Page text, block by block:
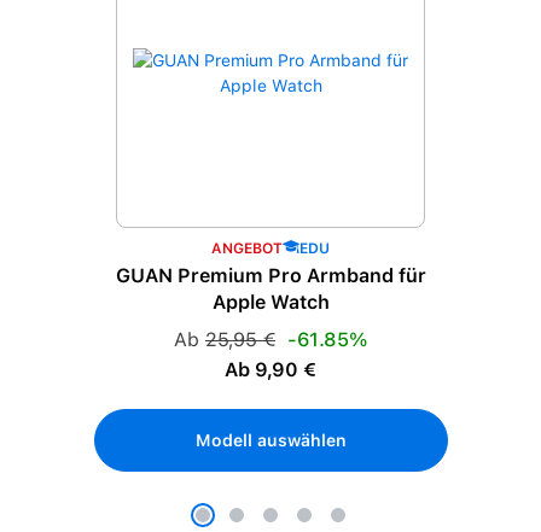
ANGEBOT EDU
GUAN Premium Pro Armband für
Apple Watch
Verkaufspreis:
Regulärer Preis:
Ab 25,95 € -61.85%
Ab 9,90 €
Modell auswählen